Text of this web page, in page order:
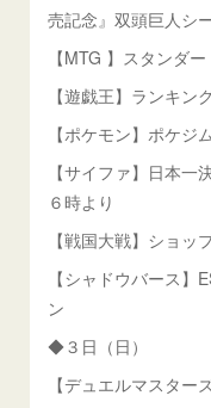
売記念』双頭巨人シ
【MTG 】スタンダ
【遊戯王】ランキン
【ポケモン】ポケジ
【サイファ】日本一
６時より
【戦国大戦】ショッ
【シャドウバース】
ン
◆３日（日）
【デュエルマスター